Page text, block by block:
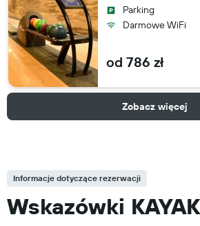
Parking
Darmowe WiFi
od 786 zł
Zobacz więcej
Informacje dotyczące rezerwacji
Wskazówki KAYAK